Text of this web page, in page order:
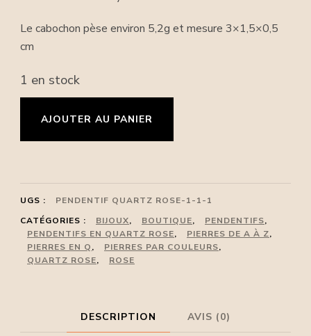
Le cabochon pèse environ 5,2g et mesure 3×1,5×0,5
cm
1 en stock
rose
avec
bélière+cordon
cqz19
AJOUTER AU PANIER
UGS :
PENDENTIF QUARTZ ROSE-1-1-1
CATÉGORIES :
BIJOUX, BOUTIQUE, PENDENTIFS,
PENDENTIFS EN QUARTZ ROSE, PIERRES DE A À Z,
PIERRES EN Q, PIERRES PAR COULEURS,
QUARTZ ROSE, ROSE
DESCRIPTION AVIS (0)